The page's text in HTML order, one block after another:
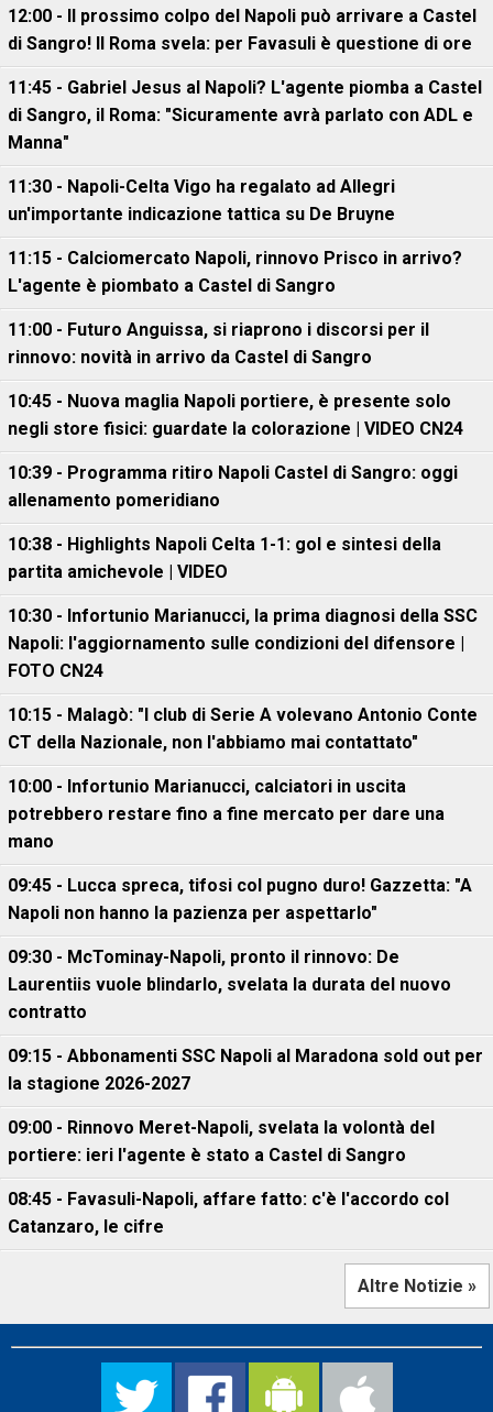
12:00 - Il prossimo colpo del Napoli può arrivare a Castel
di Sangro! Il Roma svela: per Favasuli è questione di ore
11:45 - Gabriel Jesus al Napoli? L'agente piomba a Castel
di Sangro, il Roma: "Sicuramente avrà parlato con ADL e
Manna"
11:30 - Napoli-Celta Vigo ha regalato ad Allegri
un'importante indicazione tattica su De Bruyne
11:15 - Calciomercato Napoli, rinnovo Prisco in arrivo?
L'agente è piombato a Castel di Sangro
11:00 - Futuro Anguissa, si riaprono i discorsi per il
rinnovo: novità in arrivo da Castel di Sangro
10:45 - Nuova maglia Napoli portiere, è presente solo
negli store fisici: guardate la colorazione | VIDEO CN24
10:39 - Programma ritiro Napoli Castel di Sangro: oggi
allenamento pomeridiano
10:38 - Highlights Napoli Celta 1-1: gol e sintesi della
partita amichevole | VIDEO
10:30 - Infortunio Marianucci, la prima diagnosi della SSC
Napoli: l'aggiornamento sulle condizioni del difensore |
FOTO CN24
10:15 - Malagò: "I club di Serie A volevano Antonio Conte
CT della Nazionale, non l'abbiamo mai contattato"
10:00 - Infortunio Marianucci, calciatori in uscita
potrebbero restare fino a fine mercato per dare una
mano
09:45 - Lucca spreca, tifosi col pugno duro! Gazzetta: "A
Napoli non hanno la pazienza per aspettarlo"
09:30 - McTominay-Napoli, pronto il rinnovo: De
Laurentiis vuole blindarlo, svelata la durata del nuovo
contratto
09:15 - Abbonamenti SSC Napoli al Maradona sold out per
la stagione 2026-2027
09:00 - Rinnovo Meret-Napoli, svelata la volontà del
portiere: ieri l'agente è stato a Castel di Sangro
08:45 - Favasuli-Napoli, affare fatto: c'è l'accordo col
Catanzaro, le cifre
Altre Notizie »